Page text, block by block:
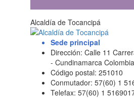
Alcaldía de Tocancipá
Sede principal
Dirección: Calle 11
- Cundinamarca Colombia
Código postal: 251010
Conmutador: 57(60) 1
Telefax: 57(60) 1